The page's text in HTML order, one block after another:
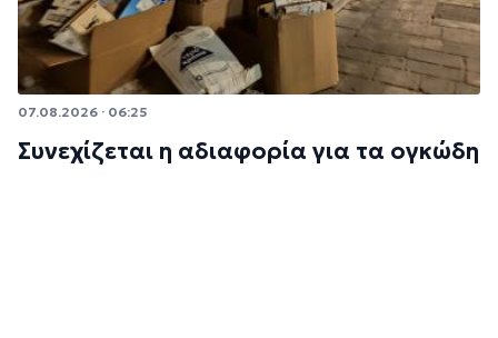
07.08.2026 · 06:25
Συνεχίζεται η αδιαφορία για τα ογκώδη